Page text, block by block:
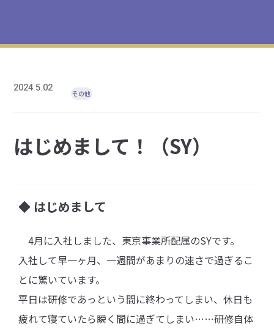
2024.5.02 その他
はじめまして！（SY）
◆ はじめまして
4月に入社しました、東京事業所配属のSYです。
入社して早一ヶ月、一週間があまりの速さで過ぎるこ
とに驚いています。
平日は研修であっという間に終わってしまい、休日も
疲れて寝ていたら瞬く間に過ぎてしまい……研修自体